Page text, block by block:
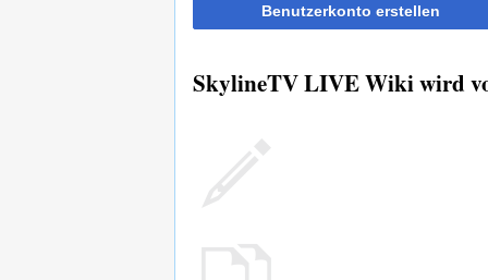
Benutzerkonto erstellen
SkylineTV LIVE Wiki wird